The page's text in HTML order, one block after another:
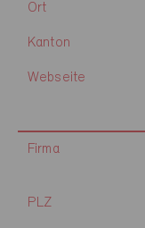
Ort
Kanton
Webseite
Firma
PLZ